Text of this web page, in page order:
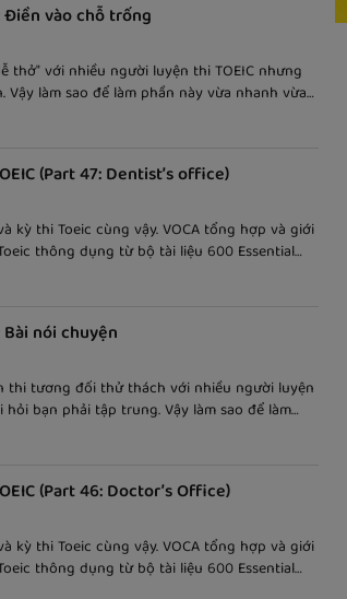
Điền vào chỗ trống
thở" với nhiều người luyện thi TOEIC nhưng
làm sao để làm phần này vừa nhanh vừa
(Part 47: Dentist’s office)
kỳ thi Toeic cùng vậy. VOCA tổng hợp và giới
thông dụng từ bộ tài liệu 600 Essential
nói chuyện
thi tương đối thử thách với nhiều người luyện
bạn phải tập trung. Vậy làm sao để làm
(Part 46: Doctor’s Office)
kỳ thi Toeic cùng vậy. VOCA tổng hợp và giới
thông dụng từ bộ tài liệu 600 Essential